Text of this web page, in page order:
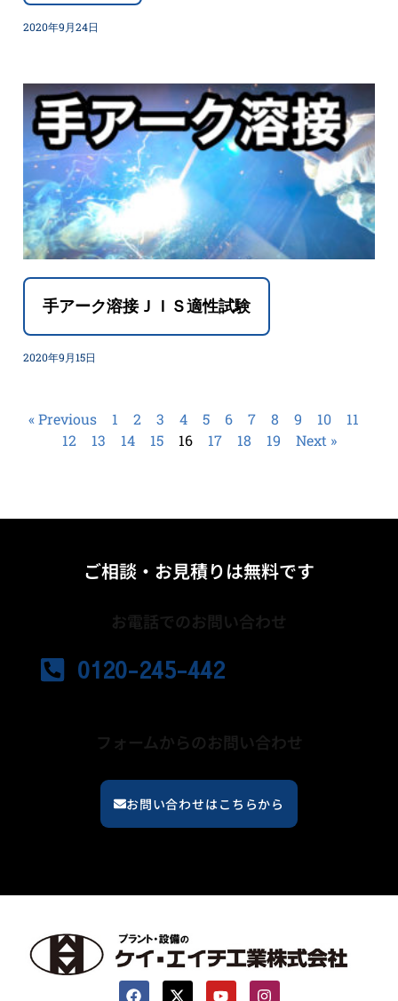
2020年9月24日
手アーク溶接ＪＩＳ適性試験
2020年9月15日
« Previous 1 2 3 4 5 6 7 8 9 10
11
12
13 14 15 16 17 18 19 Next »
お電話でのお問い合わせ
営業時間／平日9:00～17:00
0120-245-442
フォームからのお問い合わせ
24時間受付中
お問い合わせはこちらから
ご相談・お見積りは無料です